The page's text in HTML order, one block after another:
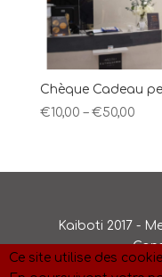
Chèque Cadeau
€10,00 – €50,00
Kaiboti 2017 -
Nos massages sont
Ce site utilise des